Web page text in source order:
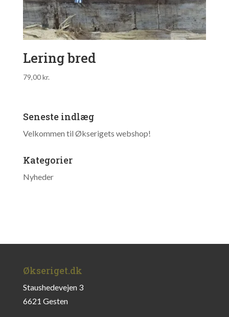
Lering bred
79,00kr.
Seneste indlæg
Velkommen til Økserigets webshop!
Kategorier
Nyheder
Økseriget.dk
Staushedevejen 3
6621 Gesten